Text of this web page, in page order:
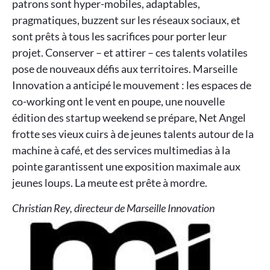
patrons sont hyper-mobiles, adaptables,
pragmatiques, buzzent sur les réseaux sociaux, et
sont prêts à tous les sacrifices pour porter leur
projet. Conserver – et attirer – ces talents volatiles
pose de nouveaux défis aux territoires. Marseille
Innovation a anticipé le mouvement : les espaces de
co-working ont le vent en poupe, une nouvelle
édition des startup weekend se prépare, Net Angel
frotte ses vieux cuirs à de jeunes talents autour de la
machine à café, et des services multimedias à la
pointe garantissent une exposition maximale aux
jeunes loups. La meute est prête à mordre.
Christian Rey, directeur de Marseille Innovation